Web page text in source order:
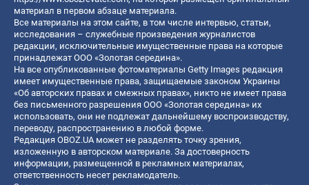
материал в первом абзаце материала.
Все материалы на этом сайте, в том числе интервью, статьи,
исследования – служебные произведения журналистов
редакции, исключительные имущественные права на которые
принадлежат ООО «Золотая середина».
На все опубликованные фотоматериалы Getty Images редакция
имеет имущественные права, защищаемые законом Украины
«Об авторских правах и смежных правах», никто не имеет права
без письменного разрешения ООО «Золотая середина» их
использовать, они не подлежат дальнейшему воспроизводству,
переводу, распространению в любой форме.
Редакция OBOZ.UA может не разделять точку зрения,
изложенную в авторском материале. За достоверность
информации, размещенной в рекламных материалах,
ответственность несет рекламодатель.